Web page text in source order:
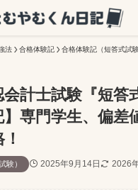
法 合格体験記 合格体験記（短答式試験
会計士試験『短答
】専門学生、偏差
験） 2025年9月14日 2026